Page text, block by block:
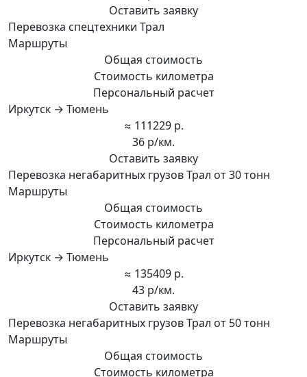
Оставить заявку
Перевозка спецтехники Трал
Маршруты
Общая стоимость
Стоимость километра
Персональный расчет
Иркутск → Тюмень
≈ 111229 р.
36 р/км.
Оставить заявку
Перевозка негабаритных грузов Трал от 30 тонн
Маршруты
Общая стоимость
Стоимость километра
Персональный расчет
Иркутск → Тюмень
≈ 135409 р.
43 р/км.
Оставить заявку
Перевозка негабаритных грузов Трал от 50 тонн
Маршруты
Общая стоимость
Стоимость километра